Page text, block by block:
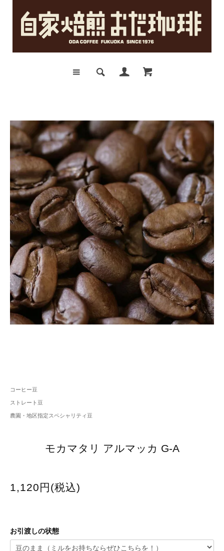
コーヒー豆
ストレート豆
農園・地区指定スペシャリティ豆
モカマタリ アルマッカ G-A
1,120円(税込)
お引渡しの状態